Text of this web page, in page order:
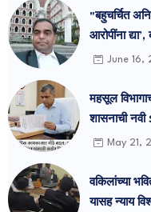
"बहुचर्चित
आरोपींना
प्रमोद सुतार
June 16,
महसूल
शासनाची
नियमावली
May 21,
वकिलांच्या
यासह न्याय